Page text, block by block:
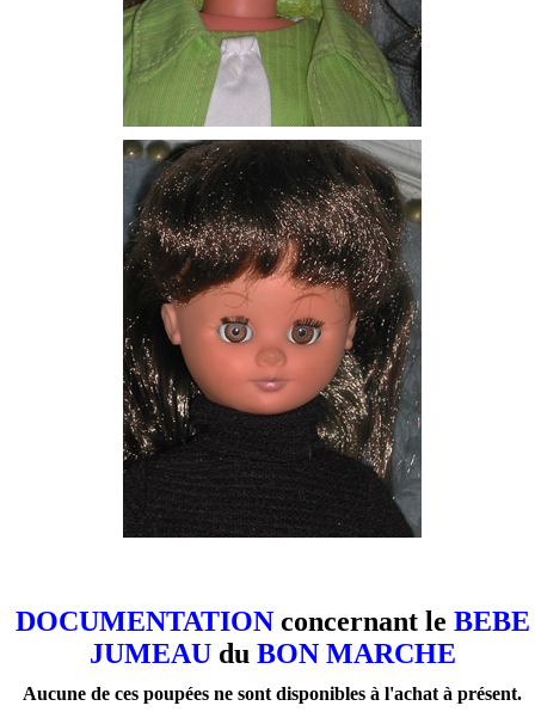
DOCUMENTATIONconcernant le BEBE
JUMEAUdu BON MARCHE
Aucune de ces poupées ne sont disponibles à l'achat à présent.